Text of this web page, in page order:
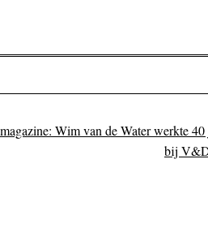
Wim van de Water werkte 40
bij